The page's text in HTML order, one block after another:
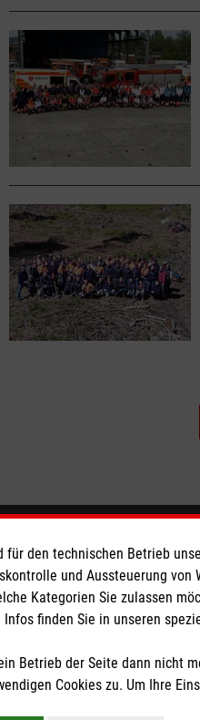
Spendenkonto
Empfänger: Malteser
Bank: Pax-Bank für Kirche
BIC: GENODED1PA7
den technischen Betrieb
und Aussteuerung von
Kategorien Sie zulassen
finden Sie in unseren
Betrieb der Seite dann nicht
Cookies zu. Um Ihre